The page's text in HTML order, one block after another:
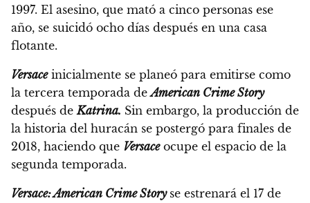
1997. El asesino, que mató a cinco personas ese
año, se suicidó ocho días después en una casa
flotante.
Versaceinicialmente se planeó para emitirse como
la tercera temporada deAmerican Crime Story
después deKatrina. Sin embargo, la producción de
la historia del huracán se postergó para finales de
2018, haciendo que Versaceocupe el espacio de la
segunda temporada.
Versace: American Crime Story se estrenará el 17 de